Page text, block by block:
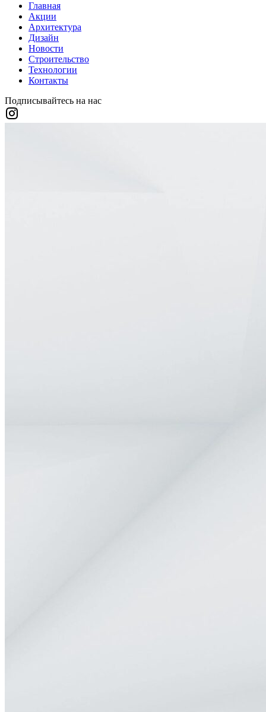
Главная
Акции
Архитектура
Дизайн
Новости
Строительство
Технологии
Контакты
Подписывайтесь на нас